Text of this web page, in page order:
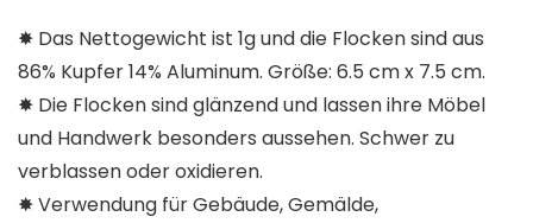
✸ Das Nettogewicht ist 1g und die Flocken sind aus
86% Kupfer 14% Aluminum. Größe: 6.5 cm x 7.5 cm.
✸ Die Flocken sind glänzend und lassen ihre Möbel
und Handwerk besonders aussehen. Schwer zu
verblassen oder oxidieren.
✸ Verwendung für Gebäude, Gemälde,